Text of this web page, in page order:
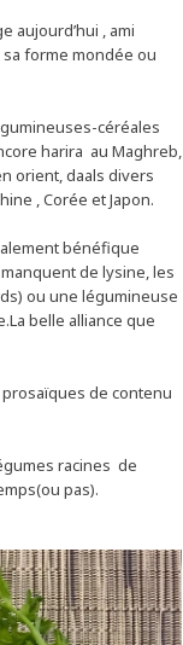
aujourd’hui , ami
sa forme mondée ou
céréales
harira au Maghreb,
orient, daals divers
, Corée et Japon.
bénéfique
de lysine, les
ou une légumineuse
belle alliance que
de contenu
racines de
pas).